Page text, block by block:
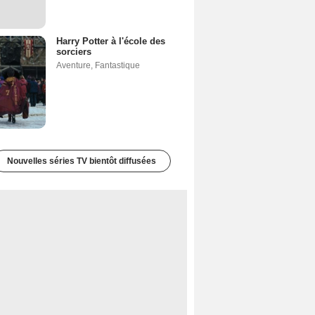
Harry Potter à l'école des
sorciers
Aventure Fantastique
Nouvelles séries TV bientôt diffusées